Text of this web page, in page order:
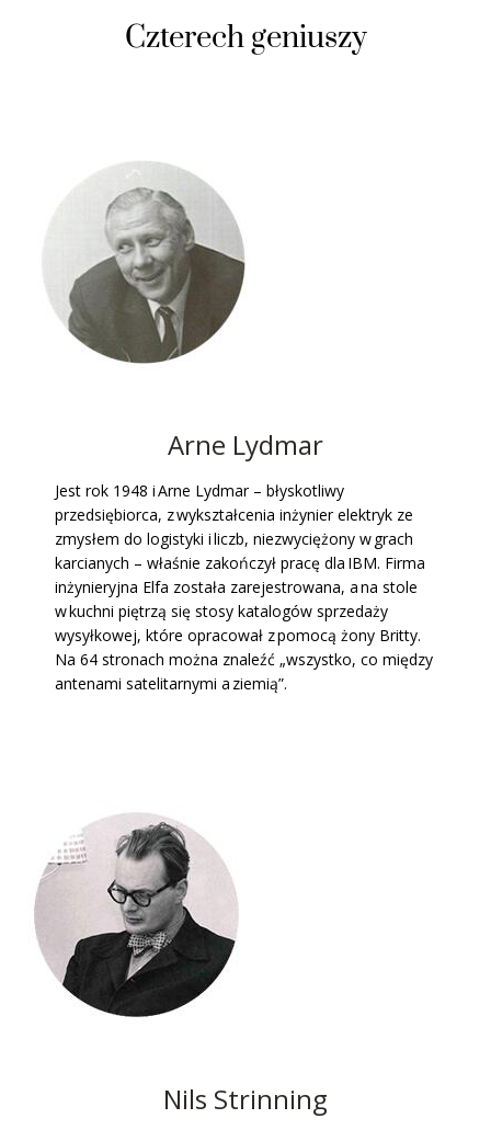
Czterech geniuszy
Arne Lydmar
Jest rok 1948 i Arne Lydmar – błyskotliwy
przedsiębiorca, z wykształcenia inżynier elektryk ze
zmysłem do logistyki i liczb, niezwyciężony w grach
karcianych – właśnie zakończył pracę dla IBM. Firma
inżynieryjna Elfa została zarejestrowana, a na stole
w kuchni piętrzą się stosy katalogów sprzedaży
wysyłkowej, które opracował z pomocą żony Britty.
Na 64 stronach można znaleźć „wszystko, co między
antenami satelitarnymi a ziemią”.
Nils Strinning